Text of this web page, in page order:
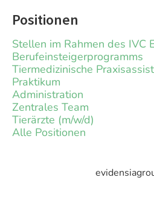
Positionen
Stellen im Rahmen des IVC
Berufeinsteigerprogramms
Tiermedizinische
Praktikum
Administration
Zentrales Team
Tierärzte (m/w/d)
Alle Positionen